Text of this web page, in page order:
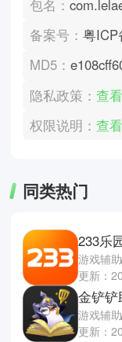
包名：
备案号：粤ICP
MD5：
隐私政策：查看
权限说明：查看
同类热门
233乐
游戏辅助
更新：
金铲铲
游戏辅助
更新：